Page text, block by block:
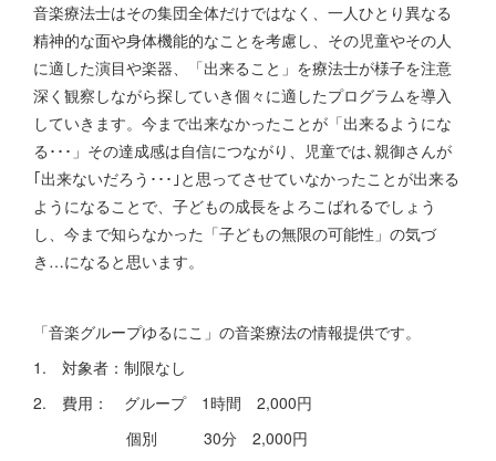
音楽療法士はその集団全体だけではなく、一人ひとり異なる
精神的な面や身体機能的なことを考慮し、その児童やその人
に適した演目や楽器、「出来ること」を療法士が様子を注意
深く観察しながら探していき個々に適したプログラムを導入
していきます。今まで出来なかったことが「出来るようにな
る･･･」その達成感は自信につながり、児童では､親御さんが
｢出来ないだろう･･･｣と思ってさせていなかったことが出来る
ようになることで、子どもの成長をよろこばれるでしょう
し、今まで知らなかった「子どもの無限の可能性」の気づ
き…になると思います。
「音楽グループゆるにこ」の音楽療法の情報提供です。
1. 対象者：制限なし
2. 費用： グループ 1時間 2,000円
個別 30分 2,000円